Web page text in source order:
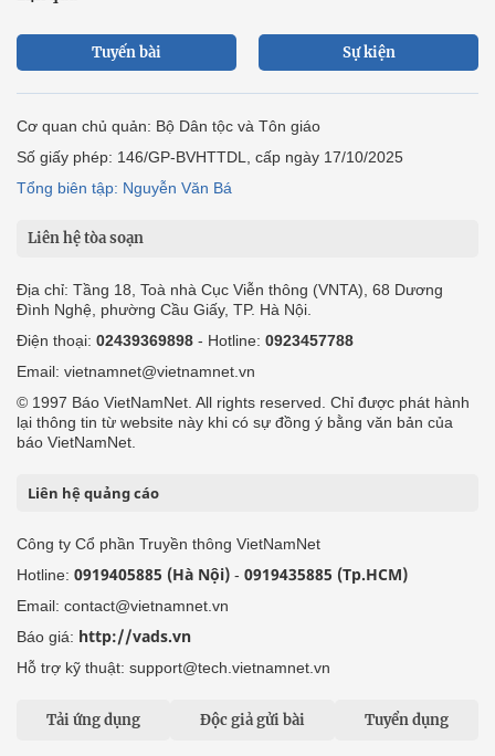
Tuyến bài Sự kiện
Cơ quan chủ quản: Bộ Dân tộc và Tôn giáo
Số giấy phép: 146/GP-BVHTTDL, cấp ngày 17/10/2025
Tổng biên tập: Nguyễn Văn Bá
Liên hệ tòa soạn
Địa chỉ: Tầng 18, Toà nhà Cục Viễn thông (VNTA), 68 Dương
Đình Nghệ, phường Cầu Giấy, TP. Hà Nội.
Điện thoại: 02439369898 - Hotline: 0923457788
Email: vietnamnet@vietnamnet.vn
© 1997 Báo VietNamNet. All rights reserved. Chỉ được phát hành
lại thông tin từ website này khi có sự đồng ý bằng văn bản của
báo VietNamNet.
Liên hệ quảng cáo
Công ty Cổ phần Truyền thông VietNamNet
Hotline: 0919405885 (Hà Nội) - 0919435885 (Tp.HCM)
Email: contact@vietnamnet.vn
Báo giá: http://vads.vn
Hỗ trợ kỹ thuật: support@tech.vietnamnet.vn
Tải ứng dụng Độc giả gửi bài Tuyển dụng